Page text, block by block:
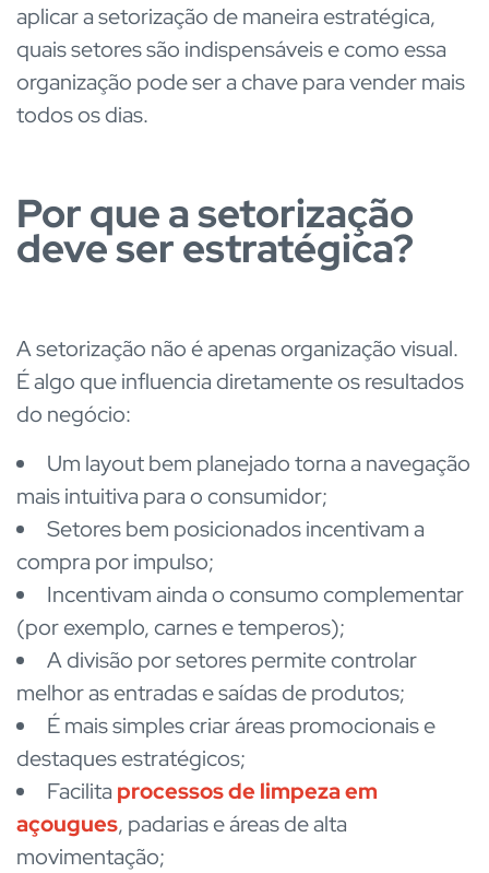
aplicar a setorização de maneira estratégica,
quais setores são indispensáveis e como essa
organização pode ser a chave para vender mais
todos os dias.
Por que a setorização
deve ser estratégica?
A setorização não é apenas organização visual.
É algo que influencia diretamente os resultados
do negócio:
Um layout bem planejado torna a navegação
mais intuitiva para o consumidor;
Setores bem posicionados incentivam a
compra por impulso;
Incentivam ainda o consumo complementar
(por exemplo, carnes e temperos);
A divisão por setores permite controlar
melhor as entradas e saídas de produtos;
É mais simples criar áreas promocionais e
destaques estratégicos;
Facilita processos de limpeza em
açougues, padarias e áreas de alta
movimentação;